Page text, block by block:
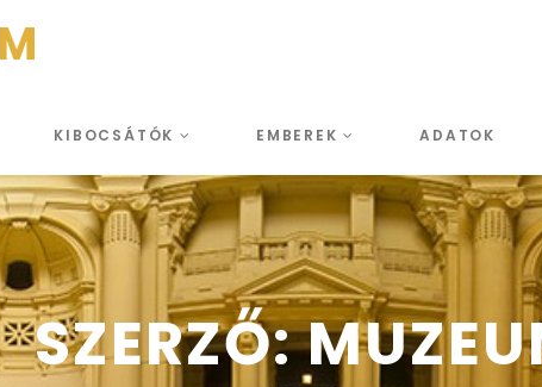
KIBOCSÁTÓK EMBEREK ADATOK
SZERZŐ: